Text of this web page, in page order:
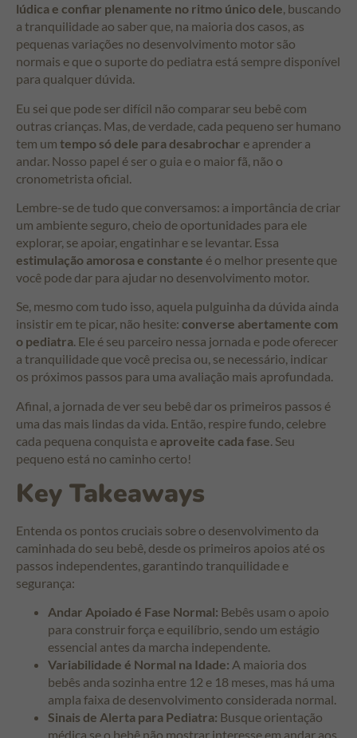
lúdica e confiar plenamente no ritmo único dele, buscando
a tranquilidade ao saber que, na maioria dos casos, as
pequenas variações no desenvolvimento motor são
normais e que o suporte do pediatra está sempre disponível
para qualquer dúvida.
Eu sei que pode ser difícil não comparar seu bebê com
outras crianças. Mas, de verdade, cada pequeno ser humano
tem um tempo só dele para desabrochar e aprender a
andar. Nosso papel é ser o guia e o maior fã, não o
cronometrista oficial.
Lembre-se de tudo que conversamos: a importância de criar
um ambiente seguro, cheio de oportunidades para ele
explorar, se apoiar, engatinhar e se levantar. Essa
estimulação amorosa e constante é o melhor presente que
você pode dar para ajudar no desenvolvimento motor.
Se, mesmo com tudo isso, aquela pulguinha da dúvida ainda
insistir em te picar, não hesite: converse abertamente com
o pediatra. Ele é seu parceiro nessa jornada e pode oferecer
a tranquilidade que você precisa ou, se necessário, indicar
os próximos passos para uma avaliação mais aprofundada.
Afinal, a jornada de ver seu bebê dar os primeiros passos é
uma das mais lindas da vida. Então, respire fundo, celebre
cada pequena conquista e aproveite cada fase . Seu
pequeno está no caminho certo!
Key Takeaways
Entenda os pontos cruciais sobre o desenvolvimento da
caminhada do seu bebê, desde os primeiros apoios até os
passos independentes, garantindo tranquilidade e
segurança:
Andar Apoiado é Fase Normal: Bebês usam o apoio
para construir força e equilíbrio, sendo um estágio
essencial antes da marcha independente.
Variabilidade é Normal na Idade: A maioria dos
bebês anda sozinha entre 12 e 18 meses, mas há uma
ampla faixa de desenvolvimento considerada normal.
Sinais de Alerta para Pediatra: Busque orientação
médica se o bebê não mostrar interesse em andar aos